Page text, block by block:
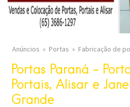
Anúncios Portas Fabricação de
Portas Paraná –
Portais, Alisar e
Grande